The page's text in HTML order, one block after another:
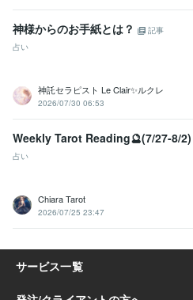
神様からのお手紙とは？
記事
占い
神託セラピスト Le Clair✨ルクレ
2026/07/30 06:53
Weekly Tarot Reading🔮(7/27-8/2)
占い
Chiara Tarot
2026/07/25 23:47